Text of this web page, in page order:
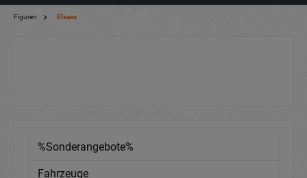
Figuren Elsass
%Sonderangebote%
Fahrzeuge